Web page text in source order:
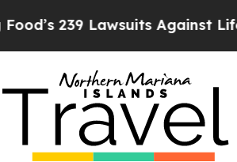
Lawsuits Against Life-Saving